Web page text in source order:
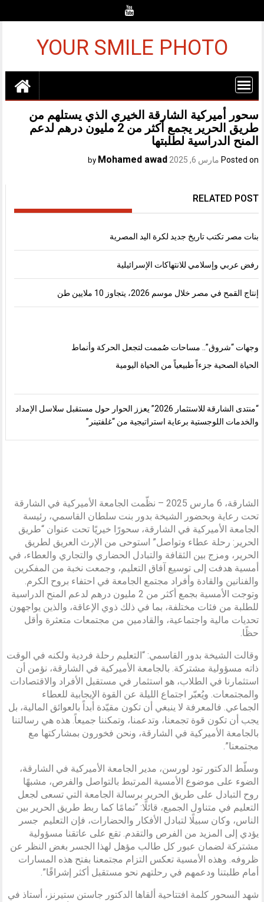
YOUR SMILE PHOTO
سحور أميركية الشارقة الخيري الذي يستلهم من
طريق الحرير يجمع أكثر من 2 مليون درهم لدعم
المنح الدراسية لطلبتها
Posted on مارس 6, 2025 Mohamed awad
RELATED POST
بنات مصر تكتب تاريخ جديد لكرة اليد المصرية
رفض عربي وإسلامي للانتهاكات الإسرائيلية
إنتاج القمح في مصر خلال موسم 2026، يتجاوز 10 ملايين طن
وجهات “شروق”.. مساحات صُممت لتجعل الحركة وأنماط
الحياة الصحية جزءاً طبيعياً من الحياة اليومية
“منتدى الشارقة للاستثمار 2026” يعزز الحوار حول مستقبل سلاسل الإمداد
والخدمات اللوجستية برعاية استراتيجية من “غلفتينر”
الشارقة، 6 مارس 2025 – نظّمت الجامعة الأميركية في الشارقة
تحت رعاية وبحضور الشيخة بدور بنت سلطان القاسمي، رئيسة
الجامعة الأميركية في الشارقة، سحورًا خيريًا تحت عنوان “طريق
الحرير: رحلة عطاء وتواصل” استوحى من الإرث العريق لطريق
الحرير، ومزج بين الثقافة والتبادل الحضاري والتجاري والعطاء، في
أمسية هدفت إلى توسيع آفاق التعليم، وجمعت نخبة من المفكرين
والفنانين والقادة وأفراد مجتمع الجامعة في احتفاء بروح الكرم.
وتوجت الأمسية بجمع أكثر من 2 مليون درهم لدعم المنح الدراسية
للطلبة من فئات مختلفة، بما في ذلك ذوي الإعاقة، والذين يواجهون
تحديات مالية واجتماعية، والقادمين من مجتمعات متعثرة وأقل
حظًا.
وقالت الشيخة بدور القاسمي: “التعليم رحلة فردية ولكنه في الوقت
ذاته مسؤولية مشتركة. بالجامعة الأميركية في الشارقة، نؤمن أن
استثمارنا في الطلاب، هو استثمار في مستقبل الأفراد والاقتصادات
والمجتمعات. ويُعبّر اجتماع الليلة عن القوة الإيجابية للعطاء
الجماعي. فالمعرفة لا ينبغي أن تكون مقيّدة أبداً بالعوائق المالية، بل
يجب أن تكون قوة تجمعنا، وتدعمنا، وتمكننا جميعاً. هذه هي رسالتنا
بالجامعة الأميركية في الشارقة، ونحن فخورون بمشاركتها مع
مجتمعنا”.
وسلّط الدكتور تود لورسن، مدير الجامعة الأميركية في الشارقة،
الضوء على موضوع الأمسية المرتبط بالتواصل والفرص، مشبهًا
روح التبادل على طريق الحرير برسالة الجامعة التي تسعى لجعل
التعليم في متناول الجميع، قائلًا: “تمامًا كما ربط طريق الحرير بين
الناس، وكان سبيلًا لتبادل الأفكار والحضارات، فإن التعليم جسر
يؤدي إلى المزيد من الفرص والتقدم. تقع على عاتقنا مسؤولية
مشتركة لضمان عبور كل طالب مؤهل لهذا الجسر بغض النظر عن
ظروفه. وهذه الأمسية تعكس التزام مجتمعنا بفتح هذه المسارات
أمام طلبتنا ودعمهم في رحلتهم نحو مستقبل أكثر إشراقًا”.
شهد السحور كلمة افتتاحية ألقاها الدكتور جاستن ستيرنز، أستاذ في